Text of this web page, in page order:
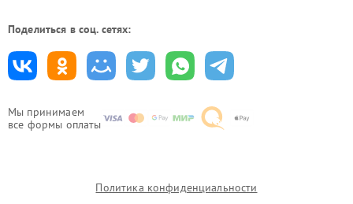
Мы принимаем
все формы оплаты
Поделиться в соц. сетях:
Политика конфиденциальности